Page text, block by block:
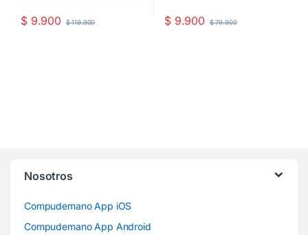
$9.900 $119.900 $9.900 $79.900
Nosotros
Compudemano App iOS
Compudemano App Android